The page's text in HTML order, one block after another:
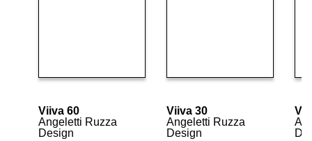
Viiva 60
Angeletti Ruzza
Design
Viiva 30
Angeletti Ruzza
Design